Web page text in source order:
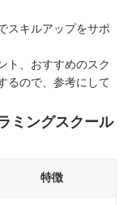
スキルアップをサポ
ト、おすすめのスク
るので、参考にして
ミングスクール
特徴